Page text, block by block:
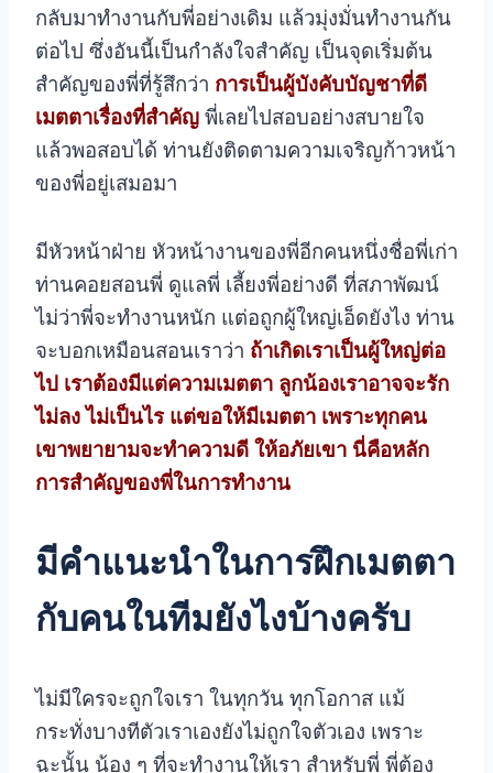
กลับมาทำงานกับพี่อย่างเดิม แล้วมุ่งมั่นทำงานกัน
ต่อไป ซึ่งอันนี้เป็นกำลังใจสำคัญ เป็นจุดเริ่มต้น
สำคัญของพี่ที่รู้สึกว่า การเป็นผู้บังคับบัญชาที่ดี
เมตตาเรื่องที่สำคัญ พี่เลยไปสอบอย่างสบายใจ
แล้วพอสอบได้ ท่านยังติดตามความเจริญก้าวหน้า
ของพี่อยู่เสมอมา
มีหัวหน้าฝ่าย หัวหน้างานของพี่อีกคนหนึ่งชื่อพี่เก่า
ท่านคอยสอนพี่ ดูแลพี่ เลี้ยงพี่อย่างดี ที่สภาพัฒน์
ไม่ว่าพี่จะทำงานหนัก แต่อถูกผู้ใหญ่เอ็ดยังไง ท่าน
จะบอกเหมือนสอนเราว่า ถ้าเกิดเราเป็นผู้ใหญ่ต่อ
ไป เราต้องมีแต่ความเมตตา ลูกน้องเราอาจจะรัก
ไม่ลง ไม่เป็นไร แต่ขอให้มีเมตตา เพราะทุกคน
เขาพยายามจะทำความดี ให้อภัยเขา นี่คือหลัก
การสำคัญของพี่ในการทำงาน
มีคำแนะนำในการฝึกเมตตา
กับคนในทีมยังไงบ้างครับ
ไม่มีใครจะถูกใจเรา ในทุกวัน ทุกโอกาส แม้
กระทั่งบางทีตัวเราเองยังไม่ถูกใจตัวเอง เพราะ
ฉะนั้น น้อง ๆ ที่จะทำงานให้เรา สำหรับพี่ พี่ต้อง